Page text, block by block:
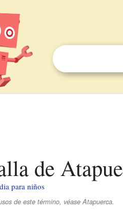
de
para niños
de este término, véase Atapuerca.